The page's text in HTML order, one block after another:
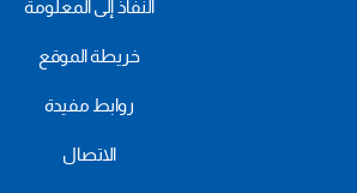
النفاذ إلى المعلومة
خريطة الموقع
روابط مفيدة
الاتصال